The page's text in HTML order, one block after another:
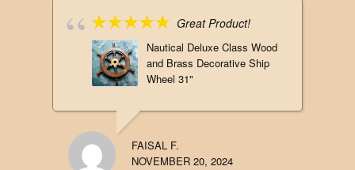
Great Product!
Nautical Deluxe Class Wood
and Brass Decorative Ship
Wheel 31"
FAISAL F.
NOVEMBER 20, 2024